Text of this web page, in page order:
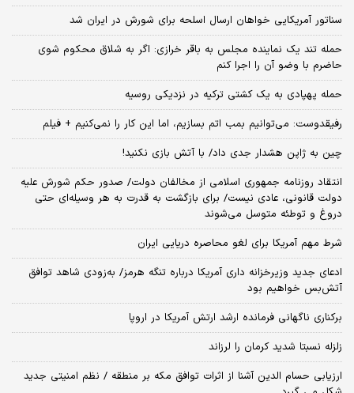
سناتور آمریکایی خواهان ارسال اسلحه برای شورش در ایران شد
حمله تند یک نماینده مجلس به باقر خرازی: اگر به شلاق محکوم شوی
حاضرم با وضو آن را اجرا کنم
حمله پهپادی به یک کشتی ترکیه در نزدیکی روسیه
رفیقدوست: می‌توانیم بمب اتم بسازیم، اما این کار را نمی‌کنیم + فیلم
چین به ژاپن هشدار جدی داد/ با آتش بازی نکنید!
انتقاد روزنامه جمهوری اسلامی از مخالفان دولت/ صدور حکم شورش علیه
دولت قانونی، عادی نیست/ برای بازگشت به قدرت به هر وسیله‌ای حتی
دروغ و توطئه متوسل می‌شوند
شرط مهم آمریکا برای لغو محاصره دریایی ایران
ادعای جدید وزیرخزانه داری آمریکا درباره تنگه هرمز/ به‌زودی شاهد توافق
آتش‌بس خواهیم بود
برکناری ناگهانی فرمانده ارشد ارتش آمریکا در اروپا
زلزله نسبتا شدید کرمان را لرزاند
ارزیابی حسام الدین آشنا از اثرات توافق مکه بر منطقه / نظم امنیتی جدید